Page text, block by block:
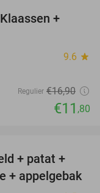
+
9.6 star
Regulier €16,90
€11 ,80
23%
+ patat +
+ appelgebak